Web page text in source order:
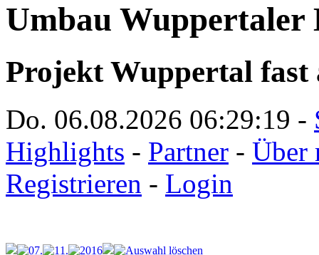
Umbau Wuppertaler
Projekt Wuppertal fast
Do. 06.08.2026 06:29:19 -
Highlights - Partner - Über
Registrieren - Login